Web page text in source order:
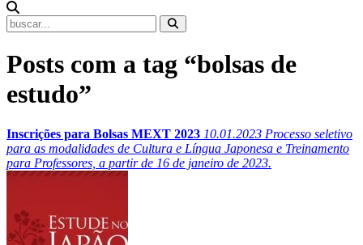
Posts com a tag “bolsas de
estudo”
Inscrições para Bolsas MEXT 2023 10.01.2023 Processo seletivo
para as modalidades de Cultura e Língua Japonesa e Treinamento
para Professores, a partir de 16 de janeiro de 2023.